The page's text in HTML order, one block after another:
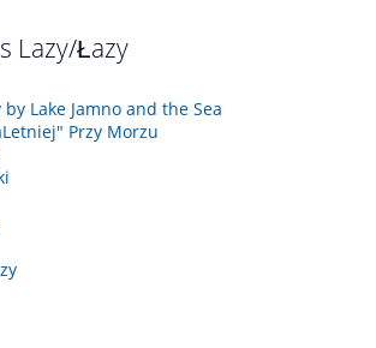
Lazy/Łazy
Lake Jamno and the Sea
Przy Morzu